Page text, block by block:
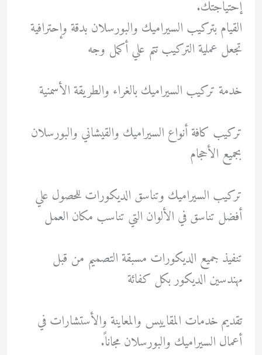
إحتياجتك.
القيام بتركيب السيراميك والبورسلان بدقة وإحترافية
تجعل عملية التركيب تتم علي أكمل وجه
خدمة تركيب السيراميك بالغراء والطريقة الأسمنية
تركيب كافة أنواع السيراميك والقيشاني والبورسلان
بجميع الأحجام
تركيب السيراميك وتناسق الديكورات للحصول علي
أفضل تناسق في الألوان التي تناسب مكان العمل
تنفيذ جميع الديكورات مسبقة التصميم من قبل
مهندسين الديكور بكل كفائة
تقديم خدمات المقاييس والمعاينة والأستشارات في
أعمال السيراميك والبورسلان مجاناً.